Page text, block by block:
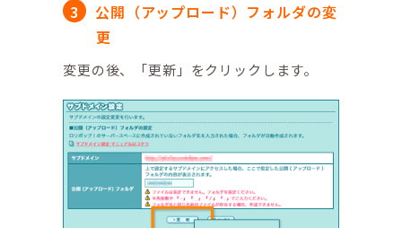
公開（アップロード）フォルダの変
更
変更の後、「更新」をクリックします。